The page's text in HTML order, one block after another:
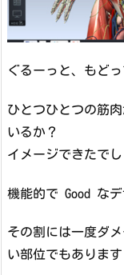
ぐるーっと、もどっ
ひとつひとつの筋
いるか？
イメージできたでし
機能的で Good なデ
その割には一度ダ
い部位でもありま